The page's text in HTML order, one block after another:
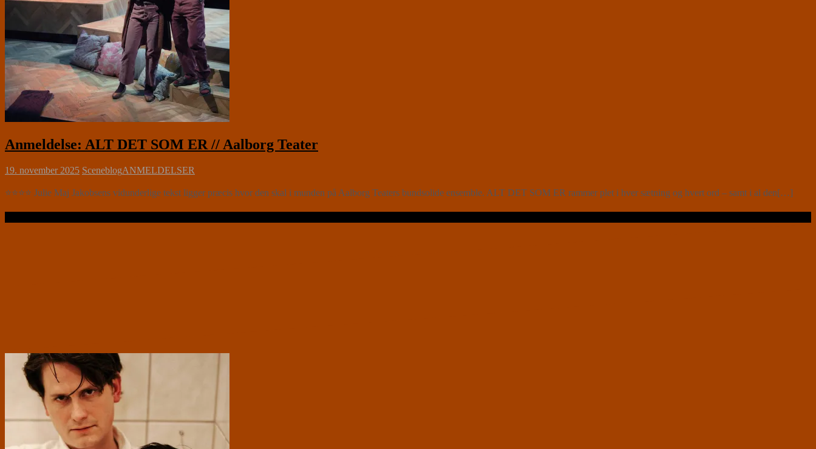
Anmeldelse: ALT DET SOM ER // Aalborg Teater
19. november 2025 SceneblogANMELDELSER
⭐⭐⭐⭐ Julie Maj Jakobsens vidunderlige tekst ligger præcis hvor den skal i munden på Aalborg Teaters bundsolide ensemble. ALT DET SOM ER rammer plet i hver sætning og hvert ord – samt i al den[…]